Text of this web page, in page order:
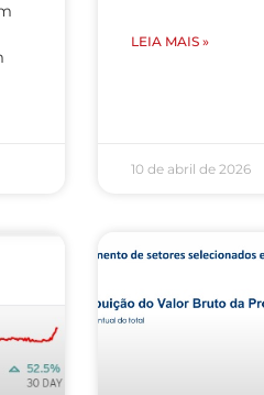
LEIA MAIS »
10 de abril de 2026